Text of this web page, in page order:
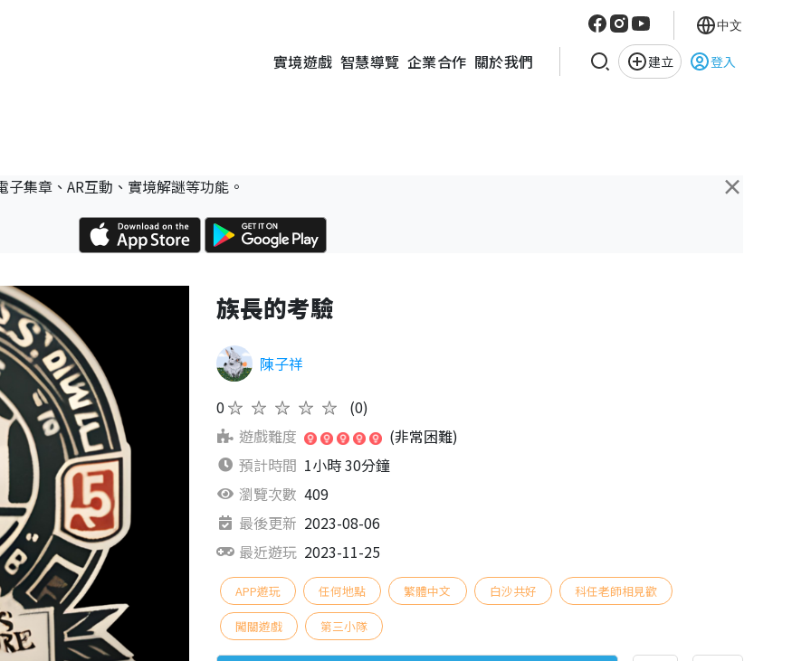
實境遊戲 智慧導覽 企業合作 關於我們 建立 登入
中文
×
集章、AR互動、實境解謎等功能。
族長的考驗
陳子祥
0★★★★★
(0)
遊戲難度
(非常困難)
預計時間 1小時 30分鐘
瀏覽次數 409
最後更新 2023-08-06
最近遊玩 2023-11-25
APP遊玩 任何地點 繁體中文 白沙共好 科任老師相見歡
闖關遊戲 第三小隊